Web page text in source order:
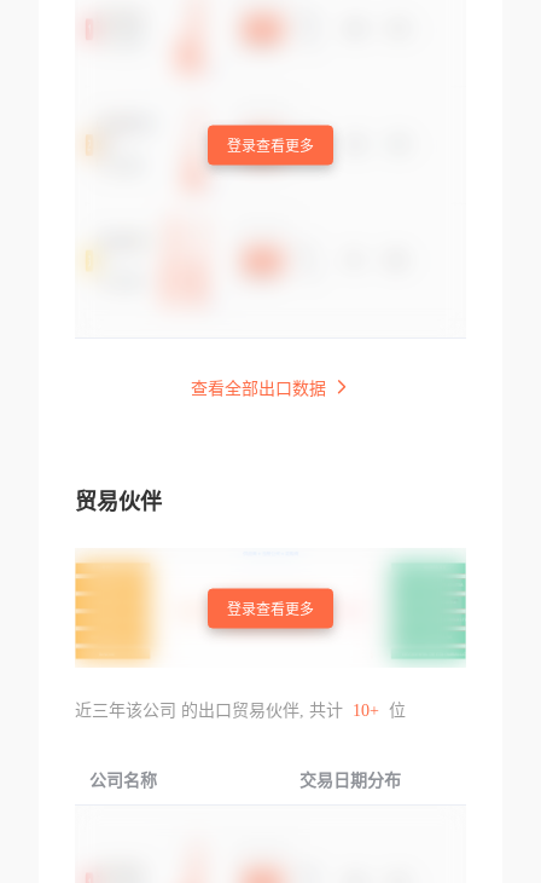
登录查看更多
查看全部出口数据
贸易伙伴
登录查看更多
近三年该公司 的出口贸易伙伴, 共计 10+ 位
公司名称 交易日期分布